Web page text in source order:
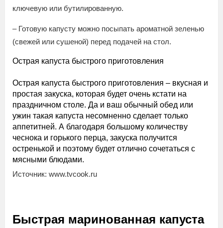
ключевую или бутилированную.
– Готовую капусту можно посыпать ароматной зеленью
(свежей или сушеной) перед подачей на стол.
Острая капуста быстрого приготовления
Острая капуста быстрого приготовления – вкусная и
простая закуска, которая будет очень кстати на
праздничном столе. Да и ваш обычный обед или
ужин такая капуста несомненно сделает только
аппетитней. А благодаря большому количеству
чеснока и горького перца, закуска получится
остренькой и поэтому будет отлично сочетаться с
мясными блюдами.
Источник: www.tvcook.ru
Быстрая маринованная капуста